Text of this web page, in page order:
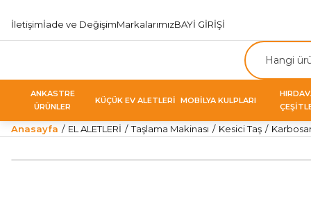
İletişimİade ve DeğişimMarkalarımızBAYİ GİRİŞİ
ANKASTRE
ÜRÜNLER
KÜÇÜK EV ALETLERİ MOBİLYA KULPLARI
Anasayfa EL ALETLERİ Taşlama Makinası Kesici Taş